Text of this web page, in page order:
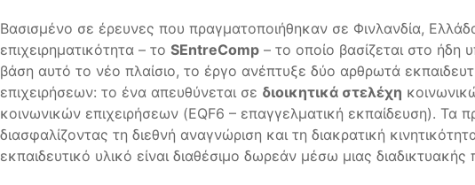
Βασισμένο σε έρευνες που πραγματοποιήθηκαν σε Φινλανδία,
επιχειρηματικότητα – το SEntreComp – το οποίο βασίζεται στο ήδη
βάση αυτό το νέο πλαίσιο, το έργο ανέπτυξε δύο αρθρωτά
επιχειρήσεων: το ένα απευθύνεται σε διοικητικά στελέχη
κοινωνικών επιχειρήσεων (EQF6 – επαγγελματική εκπαίδευση). Τα
διασφαλίζοντας τη διεθνή αναγνώριση και τη διακρατική
εκπαιδευτικό υλικό είναι διαθέσιμο δωρεάν μέσω μιας